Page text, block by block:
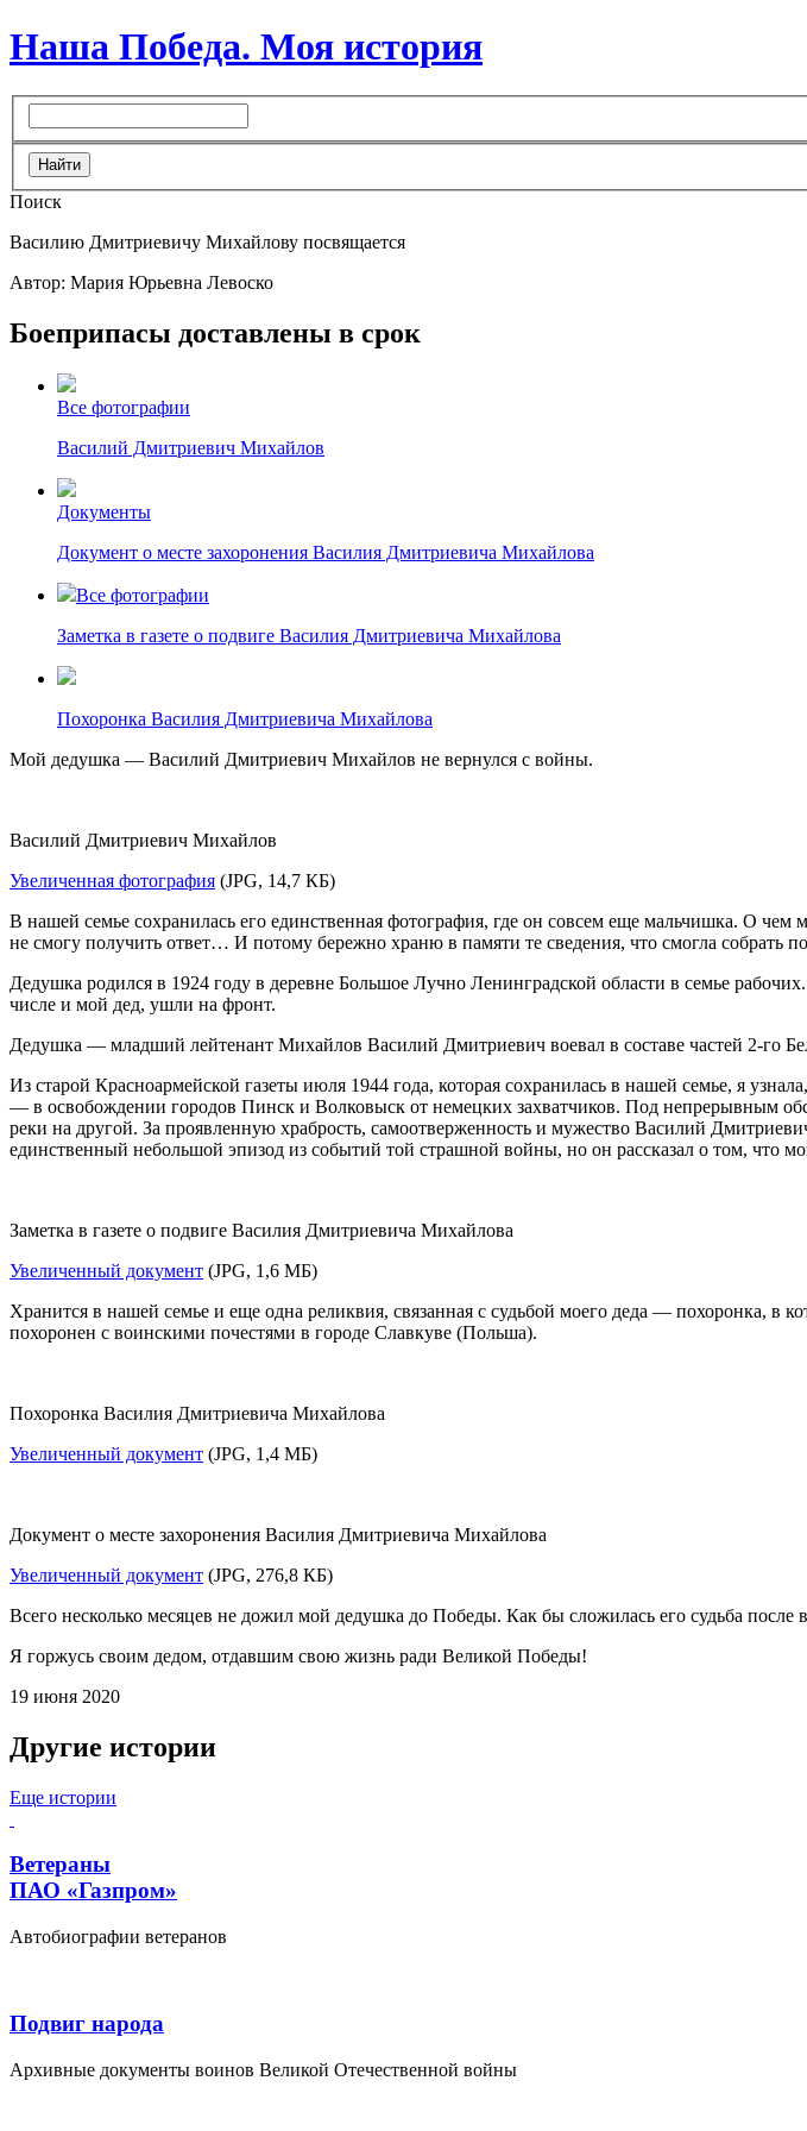
Наша Победа. Моя история
Поиск
Василию Дмитриевичу Михайлову посвящается
Автор: Мария Юрьевна Левоско
Боеприпасы доставлены в срок
Все фотографии
Василий Дмитриевич Михайлов
Документы
Документ о месте захоронения Василия Дмитриевича Михайлова
Все фотографии
Заметка в газете о подвиге Василия Дмитриевича Михайлова
Похоронка Василия Дмитриевича Михайлова
Мой дедушка — Василий Дмитриевич Михайлов не вернулся с войны.
Василий Дмитриевич Михайлов
Увеличенная фотография (JPG, 14,7 КБ)
В нашей семье сохранилась его единственная фотография, где он совсем еще мальчишка. О
не смогу получить ответ… И потому бережно храню в памяти те сведения, что смогла собрать
Дедушка родился в 1924 году в деревне Большое Лучно Ленинградской области в семье
числе и мой дед, ушли на фронт.
Дедушка — младший лейтенант Михайлов Василий Дмитриевич воевал в составе частей 2-го
Из старой Красноармейской газеты июля 1944 года, которая сохранилась в нашей семье, я
— в освобождении городов Пинск и Волковыск от немецких захватчиков. Под непрерывным
реки на другой. За проявленную храбрость, самоотверженность и мужество Василий
единственный небольшой эпизод из событий той страшной войны, но он рассказал о том,
Заметка в газете о подвиге Василия Дмитриевича Михайлова
Увеличенный документ (JPG, 1,6 МБ)
Хранится в нашей семье и еще одна реликвия, связанная с судьбой моего деда — похоронка,
похоронен с воинскими почестями в городе Славкуве (Польша).
Похоронка Василия Дмитриевича Михайлова
Увеличенный документ (JPG, 1,4 МБ)
Документ о месте захоронения Василия Дмитриевича Михайлова
Увеличенный документ (JPG, 276,8 КБ)
Всего несколько месяцев не дожил мой дедушка до Победы. Как бы сложилась его судьба
Я горжусь своим дедом, отдавшим свою жизнь ради Великой Победы!
19 июня 2020
Другие истории
Еще истории
Ветераны
ПАО «Газпром»
Автобиографии ветеранов
Подвиг народа
Архивные документы воинов Великой Отечественной войны